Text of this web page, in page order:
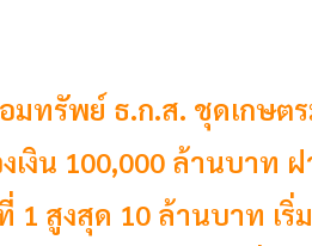
มทรัพย์ ธ.ก.ส. ชุดเกษต
เงิน 100,000 ล้านบาท
1 สูงสุด 10 ล้านบาท เริ่